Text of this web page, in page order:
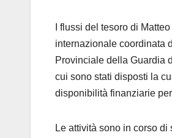
I flussi del tesoro di
internazionale coordinata
Provinciale della Guardia
cui sono stati disposti la
disponibilità finanziarie
Le attività sono in corso